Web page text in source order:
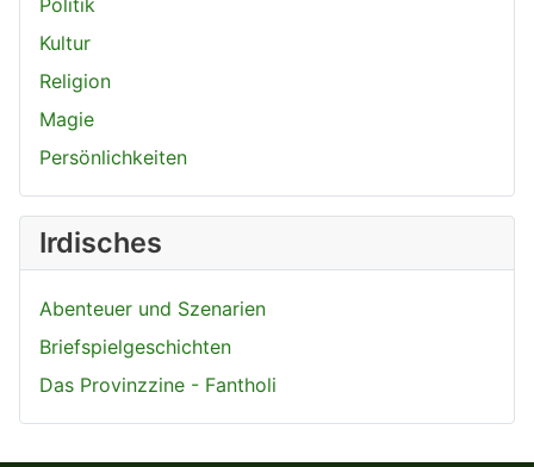
Politik
Kultur
Religion
Magie
Persönlichkeiten
Irdisches
Abenteuer und Szenarien
Briefspielgeschichten
Das Provinzzine - Fantholi